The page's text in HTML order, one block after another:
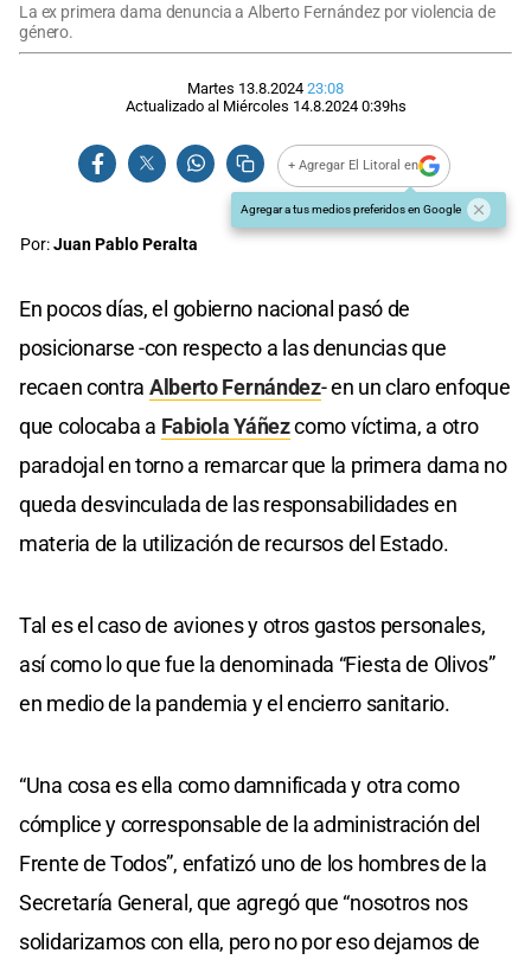
La ex primera dama denuncia a Alberto Fernández por violencia de
género.
Martes 13.8.2024 23:08
Actualizado al Miércoles 14.8.2024 0:39hs
+ Agregar El Litoral en
Agregar a tus medios preferidos en Google
Por:Juan Pablo Peralta
En pocos días, el gobierno nacional pasó de
posicionarse -con respecto a las denuncias que
recaen contra Alberto Fernández- en un claro enfoque
que colocaba a Fabiola Yáñezcomo víctima, a otro
paradojal en torno a remarcar que la primera dama no
queda desvinculada de las responsabilidades en
materia de la utilización de recursos del Estado.
Tal es el caso de aviones y otros gastos personales,
así como lo que fue la denominada “Fiesta de Olivos”
en medio de la pandemia y el encierro sanitario.
“Una cosa es ella como damnificada y otra como
cómplice y corresponsable de la administración del
Frente de Todos”, enfatizó uno de los hombres de la
Secretaría General, que agregó que “nosotros nos
solidarizamos con ella, pero no por eso dejamos de